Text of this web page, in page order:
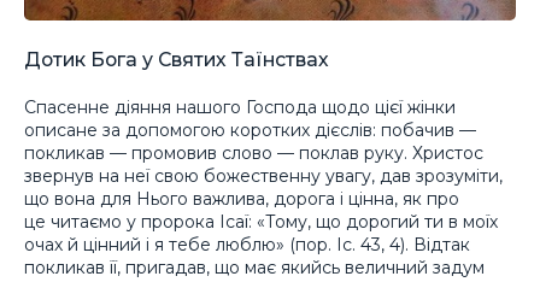
Дотик Бога у Святих Таїнствах
Спасенне діяння нашого Господа щодо цієї жінки
описане за допомогою коротких дієслів: побачив —
покликав — промовив слово — поклав руку. Христос
звернув на неї свою божественну увагу, дав зрозуміти,
що вона для Нього важлива, дорога і цінна, як про
це читаємо у пророка Ісаї: «Тому, що дорогий ти в моїх
очах й цінний і я тебе люблю» (пор. Іс. 43, 4). Відтак
покликав її, пригадав, що має якийсь величний задум